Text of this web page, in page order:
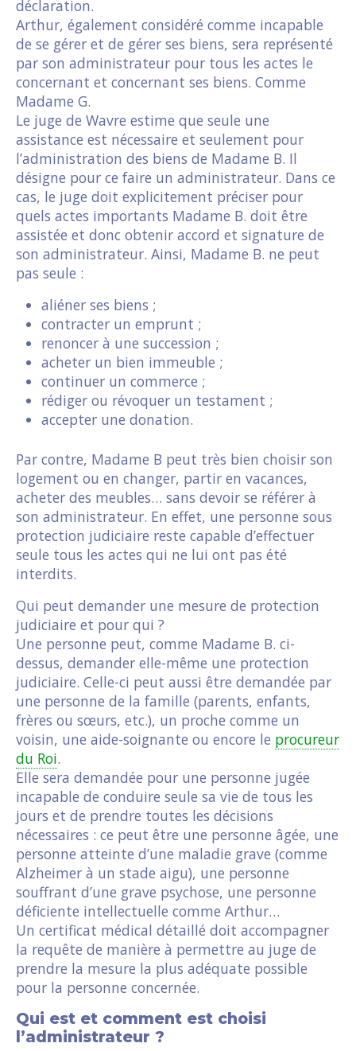
déclaration.
Arthur, également considéré comme incapable
de se gérer et de gérer ses biens, sera représenté
par son administrateur pour tous les actes le
concernant et concernant ses biens. Comme
Madame G.
Le juge de Wavre estime que seule une
assistance est nécessaire et seulement pour
l’administration des biens de Madame B. Il
désigne pour ce faire un administrateur. Dans ce
cas, le juge doit explicitement préciser pour
quels actes importants Madame B. doit être
assistée et donc obtenir accord et signature de
son administrateur. Ainsi, Madame B. ne peut
pas seule :
aliéner ses biens ;
contracter un emprunt ;
renoncer à une succession ;
acheter un bien immeuble ;
continuer un commerce ;
rédiger ou révoquer un testament ;
accepter une donation.
Par contre, Madame B peut très bien choisir son
logement ou en changer, partir en vacances,
acheter des meubles… sans devoir se référer à
son administrateur. En effet, une personne sous
protection judiciaire reste capable d’effectuer
seule tous les actes qui ne lui ont pas été
interdits.
Qui peut demander une mesure de protection
judiciaire et pour qui ?
Une personne peut, comme Madame B. ci-
dessus, demander elle-même une protection
judiciaire. Celle-ci peut aussi être demandée par
une personne de la famille (parents, enfants,
frères ou sœurs, etc.), un proche comme un
voisin, une aide-soignante ou encore le procureur
du Roi.
Elle sera demandée pour une personne jugée
incapable de conduire seule sa vie de tous les
jours et de prendre toutes les décisions
nécessaires : ce peut être une personne âgée, une
personne atteinte d’une maladie grave (comme
Alzheimer à un stade aigu), une personne
souffrant d’une grave psychose, une personne
déficiente intellectuelle comme Arthur…
Un certificat médical détaillé doit accompagner
la requête de manière à permettre au juge de
prendre la mesure la plus adéquate possible
pour la personne concernée.
Qui est et comment est choisi
l’administrateur ?